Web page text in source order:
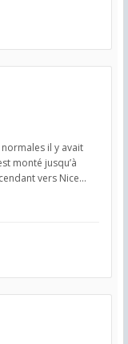
il y avait
monté jusqu’à
vers Nice...